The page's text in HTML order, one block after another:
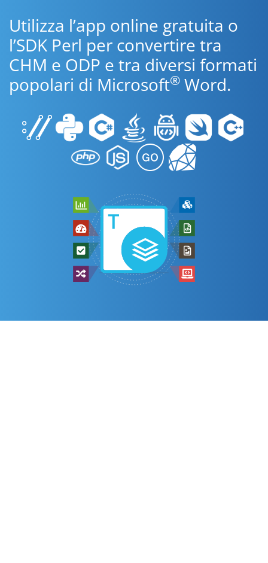
Utilizza l’app online gratuita o
l’SDK Perl per convertire tra
CHM e ODP e tra diversi formati
popolari di Microsoft® Word.